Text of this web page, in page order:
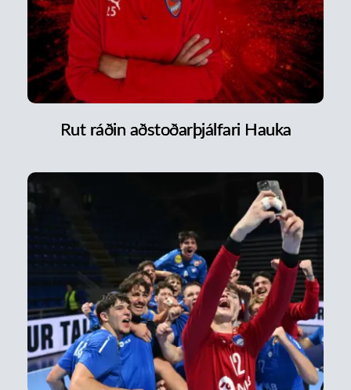
Rut ráðin aðstoðarþjálfari Hauka